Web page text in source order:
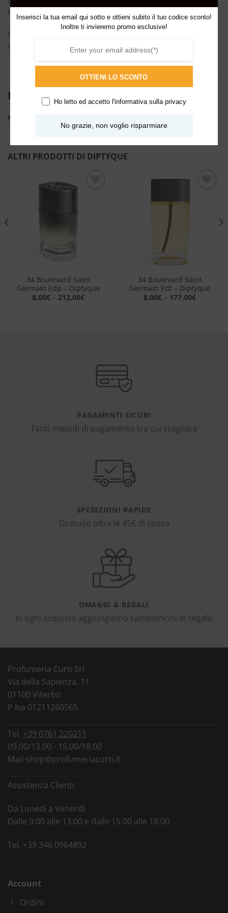
fresche e fiorite dei roseti in piena fioritura.
Pensato per durare nel tempo, il diffusore può essere
ricaricato all’infinito con le profumazioni della gamma.
INFORMAZIONI AGGIUNTIVE
ML
ALTRI PRODOTTI DI DIPTYQUE
34 Boulevard Saint
Germain Edp – Diptyque
8,00€ – 212,00€
34 Boulevard Saint
Germain Edt – Diptyque
8,00€ – 177,00€
PAGAMENTI SICURI
Tanti metodi di pagamento tra cui scegliere
SPEDIZIONI RAPIDE
Gratuite oltre le 45€ di spesa
OMAGGI & REGALI
In ogni acquisto aggiungiamo campioncini in regalo
Profumeria Curti Srl
Via della Sapienza, 11
01100 Viterbo
P.Iva 01211260565
Tel. +39 0761 220211
09.00/13.00 - 15.00/18.00
Mail shop@profumeriacurti.it
Assistenza Clienti
Da Lunedì a Venerdì
Dalle 9:00 alle 13:00 e dalle 15:00 alle 18:00
Tel. +39 346 0964892
Account
Ordini
Inserisci la tua email qui sotto e ottieni subito il tuo codice sconto!
Inoltre ti invieremo promo esclusive!
OTTIENI LO SCONTO
Ho letto ed accetto l'informativa sulla privacy
No grazie, non voglio risparmiare